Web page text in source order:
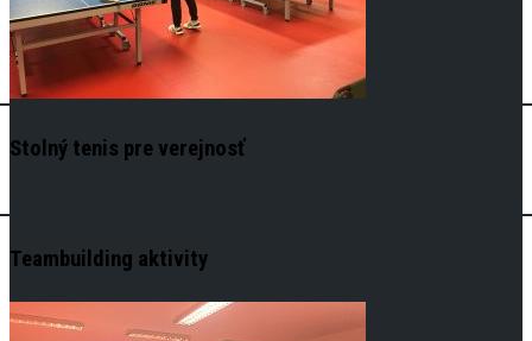
Stolný tenis pre verejnosť
Teambuilding aktivity